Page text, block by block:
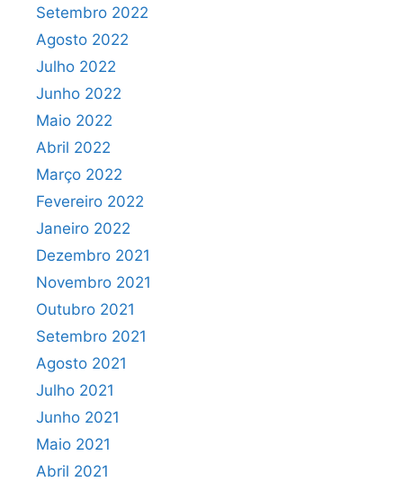
Setembro 2022
Agosto 2022
Julho 2022
Junho 2022
Maio 2022
Abril 2022
Março 2022
Fevereiro 2022
Janeiro 2022
Dezembro 2021
Novembro 2021
Outubro 2021
Setembro 2021
Agosto 2021
Julho 2021
Junho 2021
Maio 2021
Abril 2021